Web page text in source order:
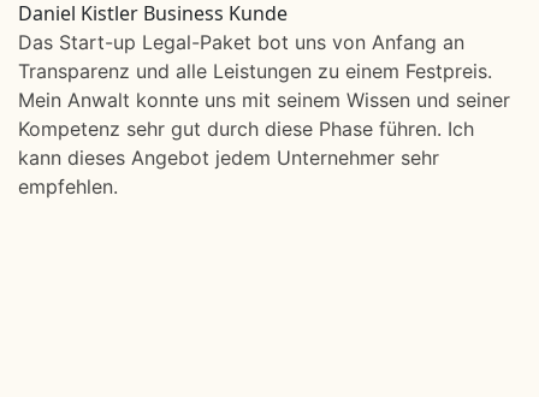
Daniel Kistler Business Kunde
Das Start-up Legal-Paket bot uns von Anfang an
Transparenz und alle Leistungen zu einem Festpreis.
Mein Anwalt konnte uns mit seinem Wissen und seiner
Kompetenz sehr gut durch diese Phase führen. Ich
kann dieses Angebot jedem Unternehmer sehr
empfehlen.